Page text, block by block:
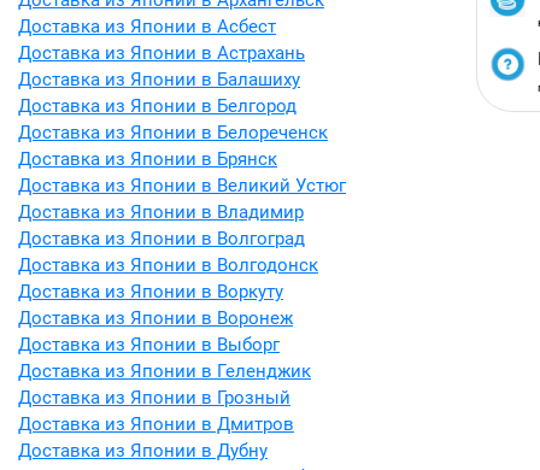
Доставка из Японии в Асбест
Доставка из Японии в Астрахань
Доставка из Японии в Балашиху
Доставка из Японии в Белгород
Доставка из Японии в Белореченск
Доставка из Японии в Брянск
Доставка из Японии в Великий Устюг
Доставка из Японии в Владимир
Доставка из Японии в Волгоград
Доставка из Японии в Волгодонск
Доставка из Японии в Воркуту
Доставка из Японии в Воронеж
Доставка из Японии в Выборг
Доставка из Японии в Геленджик
Доставка из Японии в Грозный
Доставка из Японии в Дмитров
Доставка из Японии в Дубну